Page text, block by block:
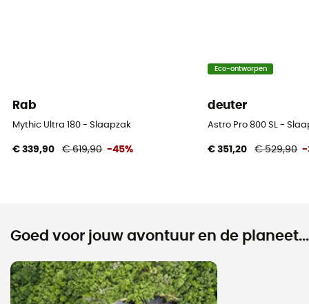
Rab
Mythic Ultra 180 - Slaapzak
€ 339,90 € 619,90 -45%
Eco-ontworpen
deuter
Astro Pro 800 SL -
€ 351,20 € 529,90 -
Goed voor jouw avontuur en de planeet...